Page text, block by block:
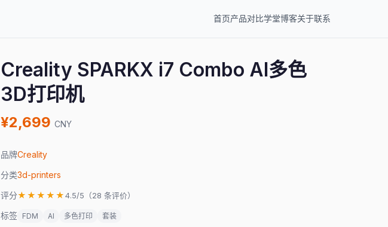
首页产品对比学堂博客关于联系
Creality SPARKX i7 Combo AI多色
3D打印机
¥2,699 CNY
品牌Creality
分类3d-printers
评分★★★★★ 4.5/5（28 条评价）
标签 FDM AI 多色打印 套装